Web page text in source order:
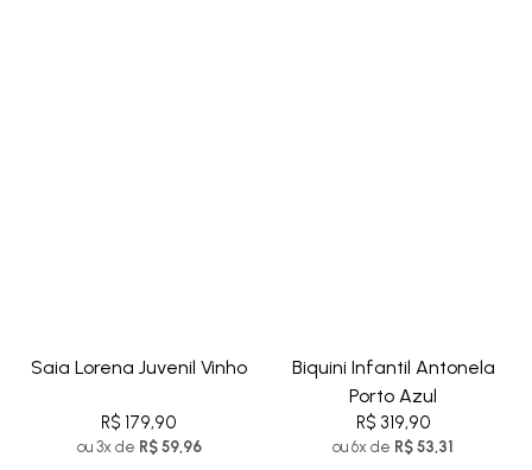
Saia Lorena Juvenil Vinho
R$ 179,90
ou 3x de R$ 59,96
Biquini Infantil Antonela
Porto Azul
R$ 319,90
ou 6x de R$ 53,31